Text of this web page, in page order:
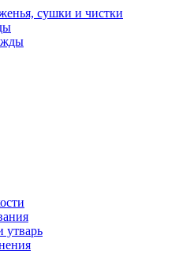
сушки и чистки
утварь